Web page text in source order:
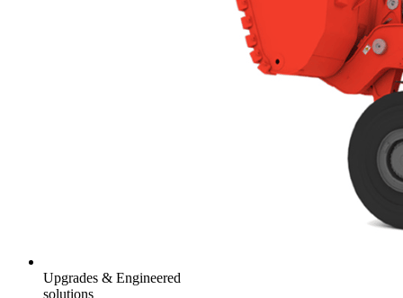
Upgrades & Engineered
solutions